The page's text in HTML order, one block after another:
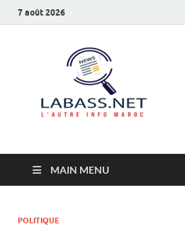
7 août 2026
MAIN MENU
POLITIQUE